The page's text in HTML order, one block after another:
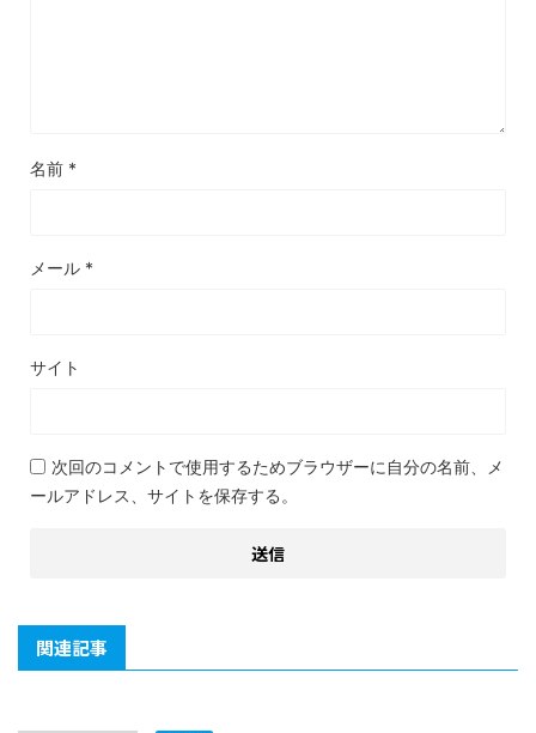
名前 *
メール *
サイト
次回のコメントで使用するためブラウザーに自分の名前、メ
ールアドレス、サイトを保存する。
関連記事